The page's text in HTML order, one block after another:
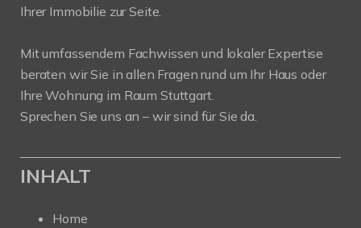
Ihrer Immobilie zur Seite.
Mit umfassendem Fachwissen und lokaler Expertise
beraten wir Sie in allen Fragen rund um Ihr Haus oder
Ihre Wohnung im Raum Stuttgart.
Sprechen Sie uns an – wir sind für Sie da.
INHALT
Home